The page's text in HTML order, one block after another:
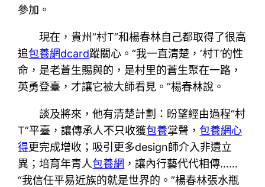
參加。
現在，貴州“村T”和楊春林自己都取得了很高
追包養網dcard蹤關心。“我一直清楚，‘村T’的性
命，是老蒼生賜與的，是村里的蒼生聚在一路，
英勇登臺，才讓它被大師看見。”楊春林說。
談及將來，他有清楚計劃：盼望經由過程“村
T”平臺，讓傳承人不只收獲包養掌聲，包養網心
得更完成增收；吸引更多design師介入非遺立
異；培育年青人包養網 ，讓內行藝代代相傳……
“我信任平易近族的就是世界的。”楊春林張水瓶